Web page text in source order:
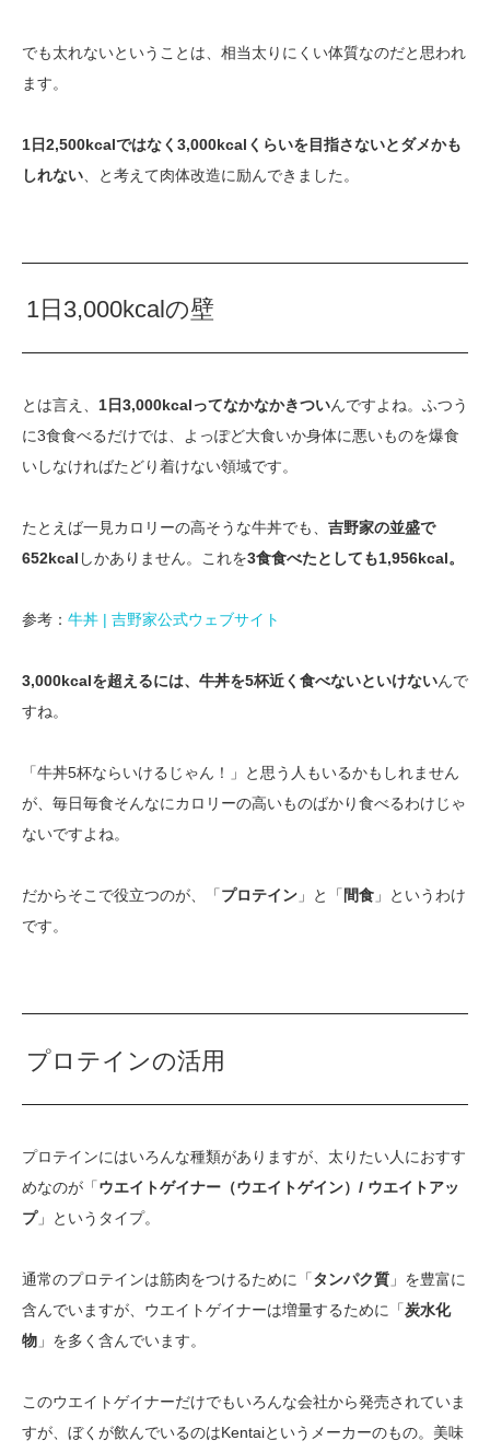
でも太れないということは、相当太りにくい体質なのだと思われ
ます。
1日2,500kcalではなく3,000kcalくらいを目指さないとダメかも
しれない 、と考えて肉体改造に励んできました。
1日3,000kcalの壁
とは言え、 1日3,000kcalってなかなかきついんですよね。ふつう
に3食食べるだけでは、よっぽど大食いか身体に悪いものを爆食
いしなければたどり着けない領域です。
たとえば一見カロリーの高そうな牛丼でも、 吉野家の並盛で
652kcal しかありません。これを3食食べたとしても1,956kcal。
参考： 牛丼 | 吉野家公式ウェブサイト
3,000kcalを超えるには、牛丼を5杯近く食べないといけないんで
すね。
「牛丼5杯ならいけるじゃん！」と思う人もいるかもしれません
が、毎日毎食そんなにカロリーの高いものばかり食べるわけじゃ
ないですよね。
だからそこで役立つのが、「プロテイン 」と「 間食 」というわけ
です。
プロテインの活用
プロテインにはいろんな種類がありますが、太りたい人におすす
めなのが「ウエイトゲイナー（ウエイトゲイン）/ ウエイトアッ
プ」というタイプ。
通常のプロテインは筋肉をつけるために「タンパク質 」を豊富に
含んでいますが、ウエイトゲイナーは増量するために「炭水化
物 」を多く含んでいます。
このウエイトゲイナーだけでもいろんな会社から発売されていま
すが、ぼくが飲んでいるのはKentaiというメーカーのもの。美味